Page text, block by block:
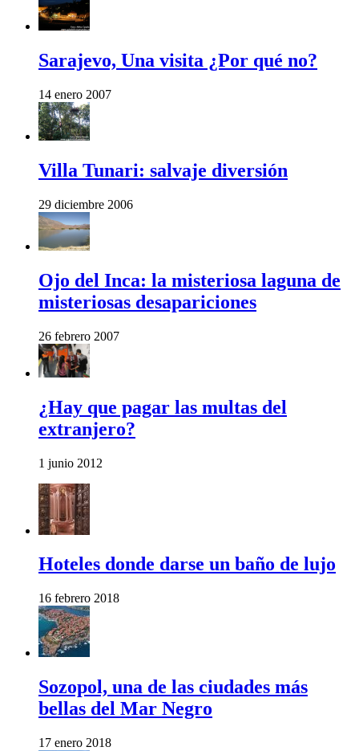
Sarajevo, Una visita ¿Por qué no?
14 enero 2007
Villa Tunari: salvaje diversión
29 diciembre 2006
Ojo del Inca: la misteriosa laguna de
misteriosas desapariciones
26 febrero 2007
¿Hay que pagar las multas del
extranjero?
1 junio 2012
Hoteles donde darse un baño de lujo
16 febrero 2018
Sozopol, una de las ciudades más
bellas del Mar Negro
17 enero 2018